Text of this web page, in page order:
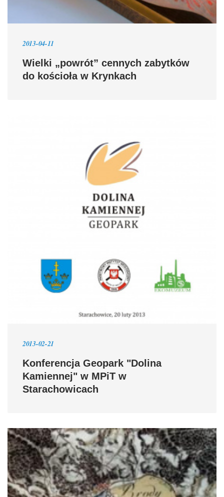
2013-04-11
Wielki „powrót” cennych zabytków
do kościoła w Krynkach
2013-02-21
Konferencja Geopark "Dolina
Kamiennej" w MPiT w
Starachowicach